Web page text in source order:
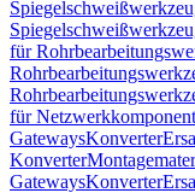
für
für
GatewaysKonverter
Konverter
GatewaysKonverter